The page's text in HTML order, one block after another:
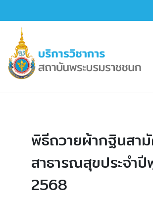
พิธีถวายผ้ากฐินสา
สาธารณสุขประจำ
2568